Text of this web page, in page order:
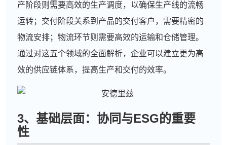
产阶段则需要高效的生产调度，以确保生产线的流畅
运转；交付阶段关系到产品的交付客户，需要精密的
物流安排；物流环节则需要高效的运输和仓储管理。
通过对这五个领域的全面解析，企业可以建立更为高
效的供应链体系，提高生产和交付的效率。
3、基础层面：协同与ESG的重要
性